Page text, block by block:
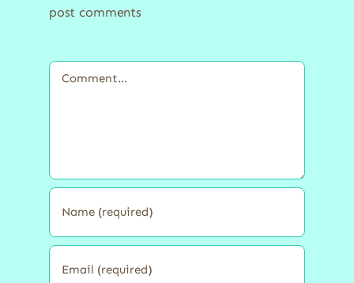
post comments
Comment